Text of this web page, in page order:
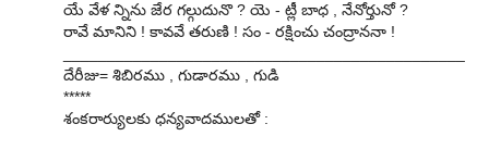
యే వేళ న్నిను జేర గల్గుదునొ ? యె - ట్లీ బాధ , నేనోర్తునో ?
రావే మానిని ! కావవే తరుణి ! సం - రక్షించు చంద్రాననా !
దేరీజు= శిబిరము , గుడారము , గుడి
*****
శంకరార్యులకు ధన్యవాదములతో :